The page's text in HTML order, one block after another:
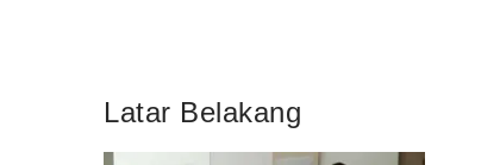
Latar Belakang